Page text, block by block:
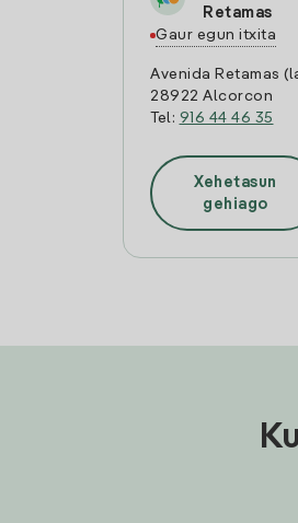
Retamas
Gaur egun itxita
Avenida Retamas
28922 Alcorcon
Tel: 916 44 46 35
Xehetasun
gehiago